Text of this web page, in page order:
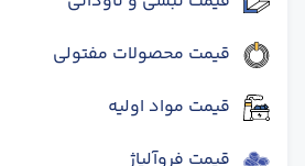
قیمت محصولات مفتولی
قیمت مواد اولیه
قیمت فروآلیاژ